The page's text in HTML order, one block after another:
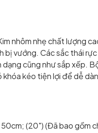
nhôm nhẹ chất lượng
bị vướng. Các sắc thái
cũng như sắp xếp.
kéo tiện lợi để dễ
(20") (Đã bao gồm